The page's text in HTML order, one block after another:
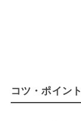
コツ・ポイント